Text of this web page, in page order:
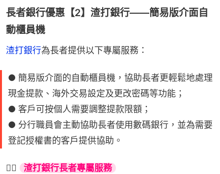
長者銀行優惠【2】渣打銀行——簡易版介面自
動櫃員機
渣打銀行為長者提供以下專屬服務：
● 簡易版介面的自動櫃員機，協助長者更輕鬆地處理
現金提款、海外交易設定及更改密碼等功能；
● 客戶可按個人需要調整提款限額；
● 分行職員會主動協助長者使用數碼銀行，並為需要
登記授權書的客戶提供協助。
👉🏻 渣打銀行長者專屬服務